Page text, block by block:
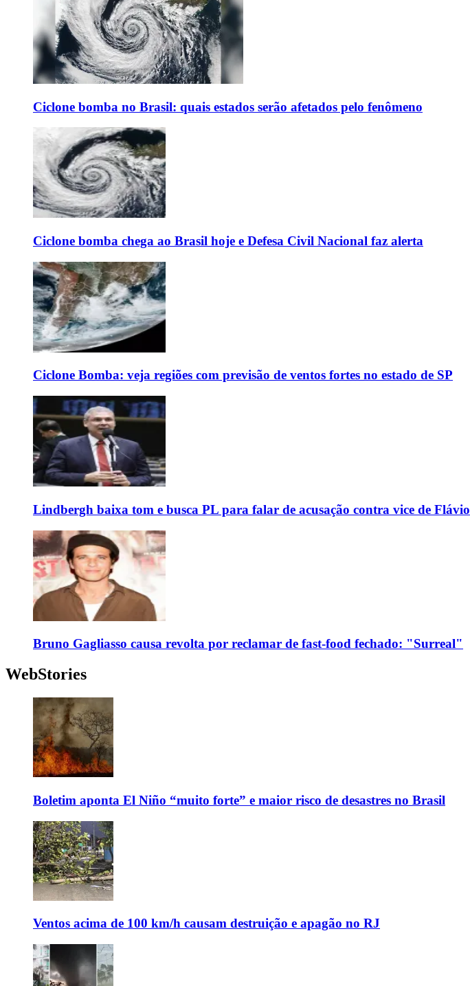
Ciclone bomba no Brasil: quais estados serão afetados pelo fenômeno
Ciclone bomba chega ao Brasil hoje e Defesa Civil Nacional faz alerta
Ciclone Bomba: veja regiões com previsão de ventos fortes no estado de SP
Lindbergh baixa tom e busca PL para falar de acusação contra vice de Flávio
Bruno Gagliasso causa revolta por reclamar de fast-food fechado: "Surreal"
WebStories
Boletim aponta El Niño “muito forte” e maior risco de desastres no Brasil
Ventos acima de 100 km/h causam destruição e apagão no RJ